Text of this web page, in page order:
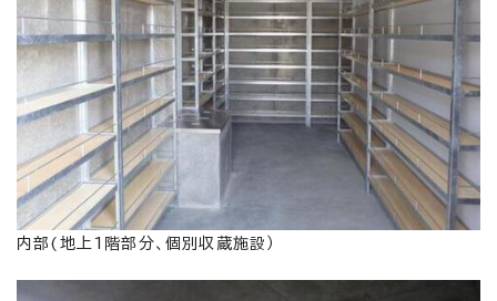
内部(地上1階部分、個別収蔵施設）